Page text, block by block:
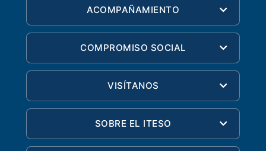
ACOMPAÑAMIENTO
COMPROMISO SOCIAL
VISÍTANOS
SOBRE EL ITESO